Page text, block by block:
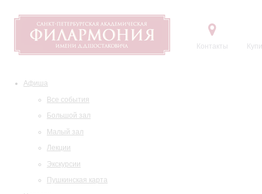
Контакты
Афиша
Все события
Большой зал
Малый зал
Лекции
Экскурсии
Пушкинская карта